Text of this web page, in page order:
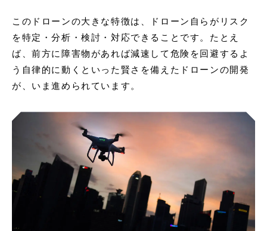
このドローンの大きな特徴は、ドローン自らがリスク
を特定・分析・検討・対応できることです。たとえ
ば、前方に障害物があれば減速して危険を回避するよ
う自律的に動くといった賢さを備えたドローンの開発
が、いま進められています。